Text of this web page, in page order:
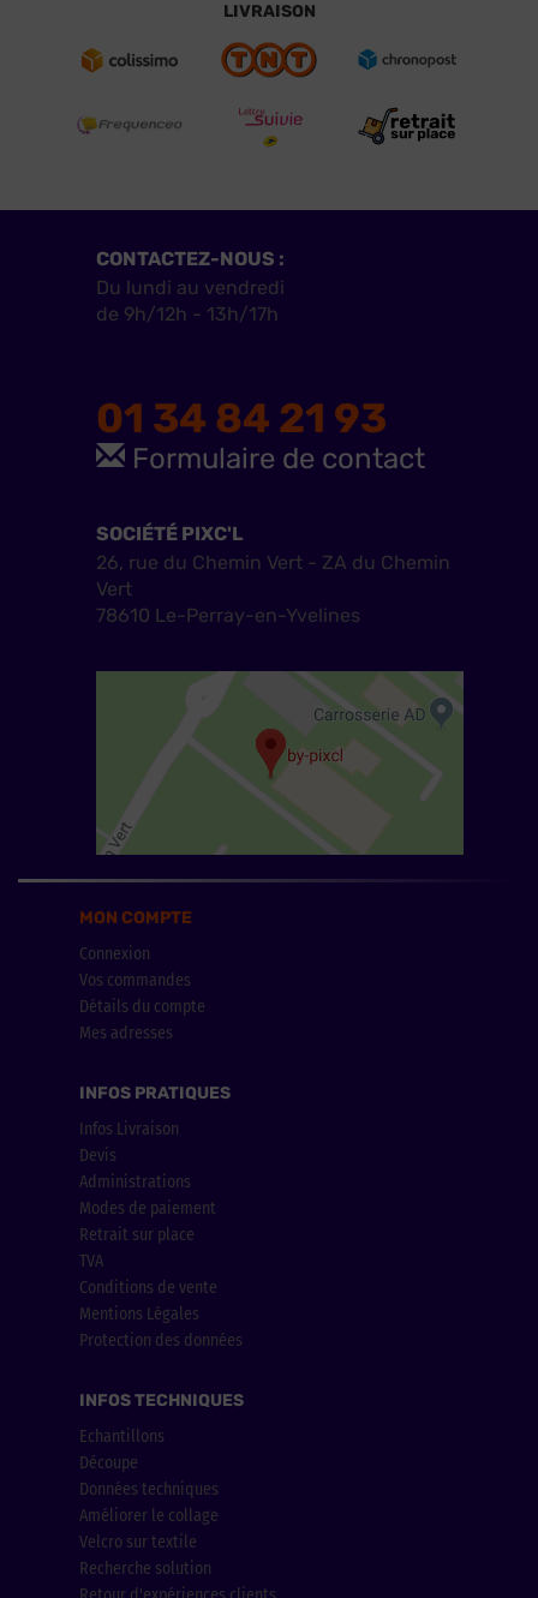
LIVRAISON
CONTACTEZ-NOUS :
Du lundi au vendredi
de 9h/12h - 13h/17h
01 34 84 21 93
Formulaire de contact
SOCIÉTÉ PIXC'L
26, rue du Chemin Vert - ZA du Chemin
Vert
78610 Le-Perray-en-Yvelines
MON COMPTE
Connexion
Vos commandes
Détails du compte
Mes adresses
INFOS PRATIQUES
Infos Livraison
Devis
Administrations
Modes de paiement
Retrait sur place
TVA
Conditions de vente
Mentions Légales
Protection des données
INFOS TECHNIQUES
Echantillons
Découpe
Données techniques
Améliorer le collage
Velcro sur textile
Recherche solution